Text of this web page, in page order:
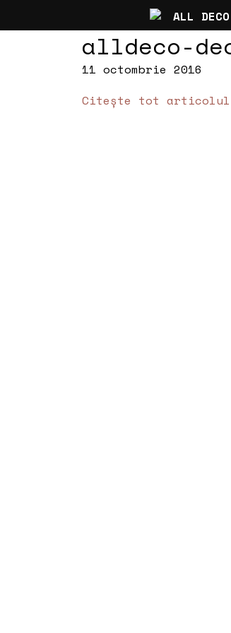
alldeco-
11 octombrie 2016
Citește tot articolul